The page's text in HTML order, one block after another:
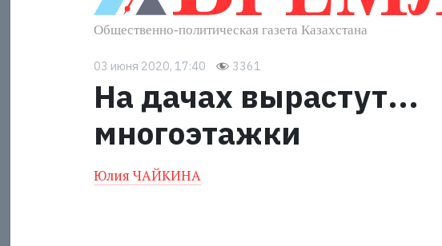
03 июня 2020, 17:40 3361
На дачах вырастут...
многоэтажки
Юлия ЧАЙКИНА